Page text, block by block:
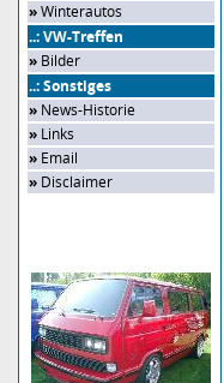
»Winterautos
..: VW-Treffen
» Bilder
..: Sonstiges
» News-Historie
» Links
» Email
» Disclaimer